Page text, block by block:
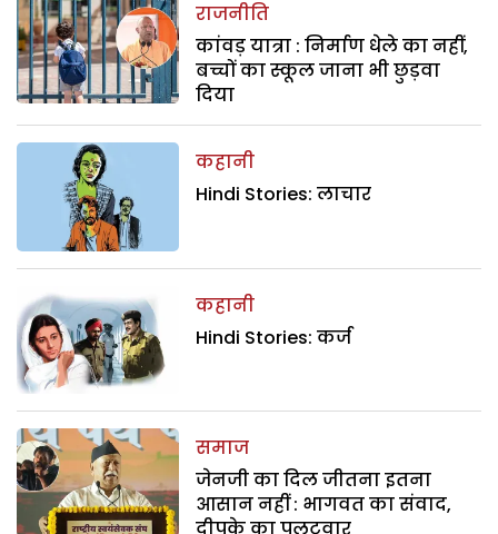
राजनीति
कांवड़ यात्रा : निर्माण धेले का नहीं,
बच्चों का स्कूल जाना भी छुड़वा
दिया
कहानी
Hindi Stories: लाचार
कहानी
Hindi Stories: कर्ज
समाज
जेनजी का दिल जीतना इतना
आसान नहीं : भागवत का संवाद,